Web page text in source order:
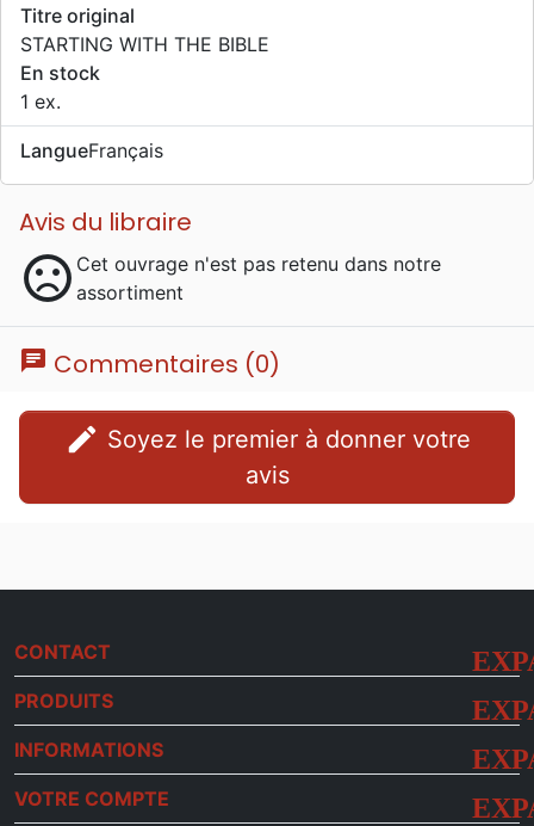
Titre original
STARTING WITH THE BIBLE
En stock
1 ex.
LangueFrançais
Avis du libraire
sentiment_dissatisfied Cet ouvrage n'est pas retenu dans notre
assortiment
chat Commentaires (0)
edit
avis
CONTACT
PRODUITS
INFORMATIONS
VOTRE COMPTE